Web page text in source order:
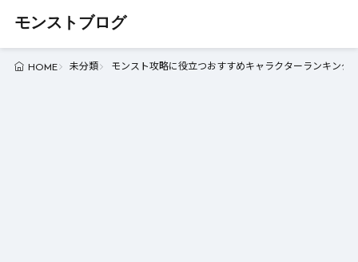
モンストブログ
HOME 未分類 モンスト攻略に役立つおすすめキャラクターランキング